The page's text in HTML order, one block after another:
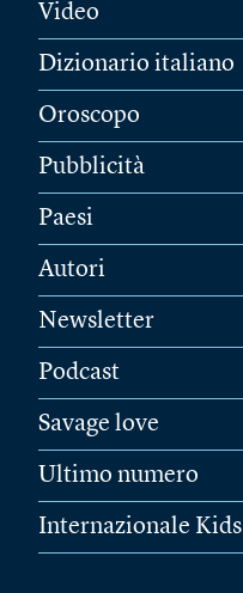
Video
Dizionario italiano
Oroscopo
Pubblicità
Paesi
Autori
Newsletter
Podcast
Savage love
Ultimo numero
Internazionale Kids